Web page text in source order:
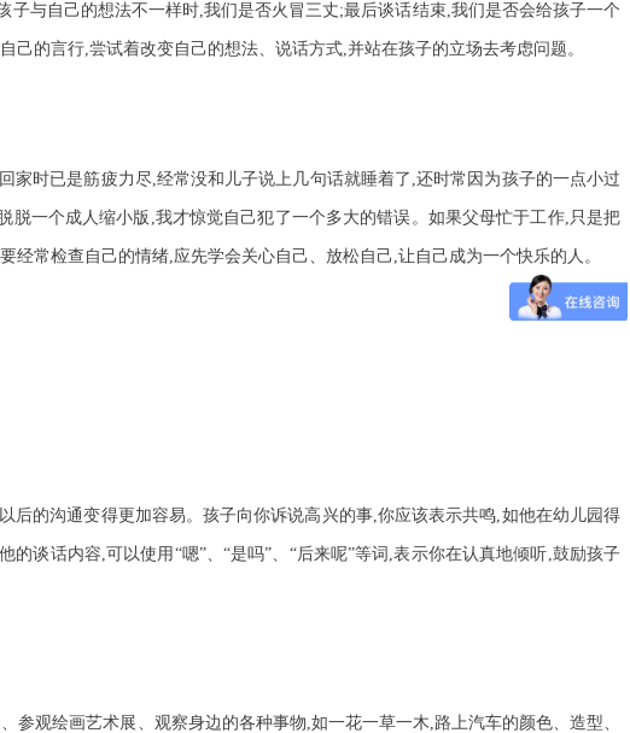
与自己的想法不一样时,我们是否火冒三丈;最后谈话结束,我们是否会给孩子一个
的言行,尝试着改变自己的想法、说话方式,并站在孩子的立场去考虑问题。
时已是筋疲力尽,经常没和儿子说上几句话就睡着了,还时常因为孩子的一点小过
一个成人缩小版,我才惊觉自己犯了一个多大的错误。如果父母忙于工作,只是把
常检查自己的情绪,应先学会关心自己、放松自己,让自己成为一个快乐的人。
的沟通变得更加容易。孩子向你诉说高兴的事,你应该表示共鸣,如他在幼儿园得
谈话内容,可以使用“嗯”、“是吗”、“后来呢”等词,表示你在认真地倾听,鼓励孩子
观绘画艺术展、观察身边的各种事物,如一花一草一木,路上汽车的颜色、造型、